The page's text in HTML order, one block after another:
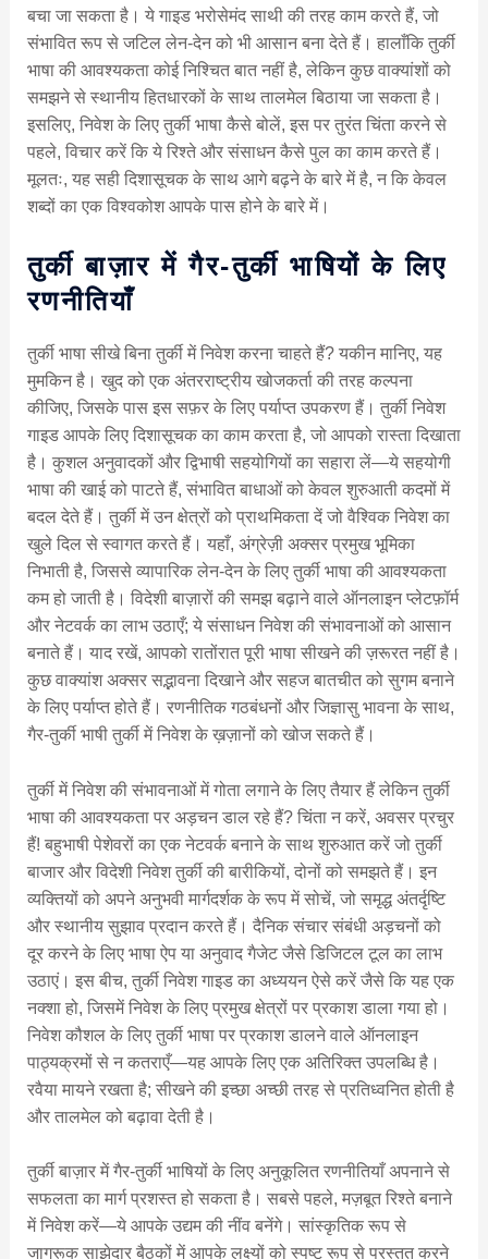
बचा जा सकता है। ये गाइड भरोसेमंद साथी की तरह काम करते हैं, जो
संभावित रूप से जटिल लेन-देन को भी आसान बना देते हैं। हालाँकि तुर्की
भाषा की आवश्यकता कोई निश्चित बात नहीं है, लेकिन कुछ वाक्यांशों को
समझने से स्थानीय हितधारकों के साथ तालमेल बिठाया जा सकता है।
इसलिए, निवेश के लिए तुर्की भाषा कैसे बोलें, इस पर तुरंत चिंता करने से
पहले, विचार करें कि ये रिश्ते और संसाधन कैसे पुल का काम करते हैं।
मूलतः, यह सही दिशासूचक के साथ आगे बढ़ने के बारे में है, न कि केवल
शब्दों का एक विश्वकोश आपके पास होने के बारे में।
तुर्की बाज़ार में गैर-तुर्की भाषियों के लिए
रणनीतियाँ
तुर्की भाषा सीखे बिना तुर्की में निवेश करना चाहते हैं? यकीन मानिए, यह
मुमकिन है। खुद को एक अंतरराष्ट्रीय खोजकर्ता की तरह कल्पना
कीजिए, जिसके पास इस सफ़र के लिए पर्याप्त उपकरण हैं। तुर्की निवेश
गाइड आपके लिए दिशासूचक का काम करता है, जो आपको रास्ता दिखाता
है। कुशल अनुवादकों और द्विभाषी सहयोगियों का सहारा लें—ये सहयोगी
भाषा की खाई को पाटते हैं, संभावित बाधाओं को केवल शुरुआती कदमों में
बदल देते हैं। तुर्की में उन क्षेत्रों को प्राथमिकता दें जो वैश्विक निवेश का
खुले दिल से स्वागत करते हैं। यहाँ, अंग्रेज़ी अक्सर प्रमुख भूमिका
निभाती है, जिससे व्यापारिक लेन-देन के लिए तुर्की भाषा की आवश्यकता
कम हो जाती है। विदेशी बाज़ारों की समझ बढ़ाने वाले ऑनलाइन प्लेटफ़ॉर्म
और नेटवर्क का लाभ उठाएँ; ये संसाधन निवेश की संभावनाओं को आसान
बनाते हैं। याद रखें, आपको रातोंरात पूरी भाषा सीखने की ज़रूरत नहीं है।
कुछ वाक्यांश अक्सर सद्भावना दिखाने और सहज बातचीत को सुगम बनाने
के लिए पर्याप्त होते हैं। रणनीतिक गठबंधनों और जिज्ञासु भावना के साथ,
गैर-तुर्की भाषी तुर्की में निवेश के ख़ज़ानों को खोज सकते हैं।
तुर्की में निवेश की संभावनाओं में गोता लगाने के लिए तैयार हैं लेकिन तुर्की
भाषा की आवश्यकता पर अड़चन डाल रहे हैं? चिंता न करें, अवसर प्रचुर
हैं! बहुभाषी पेशेवरों का एक नेटवर्क बनाने के साथ शुरुआत करें जो तुर्की
बाजार और विदेशी निवेश तुर्की की बारीकियों, दोनों को समझते हैं। इन
व्यक्तियों को अपने अनुभवी मार्गदर्शक के रूप में सोचें, जो समृद्ध अंतर्दृष्टि
और स्थानीय सुझाव प्रदान करते हैं। दैनिक संचार संबंधी अड़चनों को
दूर करने के लिए भाषा ऐप या अनुवाद गैजेट जैसे डिजिटल टूल का लाभ
उठाएं। इस बीच, तुर्की निवेश गाइड का अध्ययन ऐसे करें जैसे कि यह एक
नक्शा हो, जिसमें निवेश के लिए प्रमुख क्षेत्रों पर प्रकाश डाला गया हो।
निवेश कौशल के लिए तुर्की भाषा पर प्रकाश डालने वाले ऑनलाइन
पाठ्यक्रमों से न कतराएँ—यह आपके लिए एक अतिरिक्त उपलब्धि है।
रवैया मायने रखता है; सीखने की इच्छा अच्छी तरह से प्रतिध्वनित होती है
और तालमेल को बढ़ावा देती है।
तुर्की बाज़ार में गैर-तुर्की भाषियों के लिए अनुकूलित रणनीतियाँ अपनाने से
सफलता का मार्ग प्रशस्त हो सकता है। सबसे पहले, मज़बूत रिश्ते बनाने
में निवेश करें—ये आपके उद्यम की नींव बनेंगे। सांस्कृतिक रूप से
जागरूक साझेदार बैठकों में आपके लक्ष्यों को स्पष्ट रूप से प्रस्तुत करने